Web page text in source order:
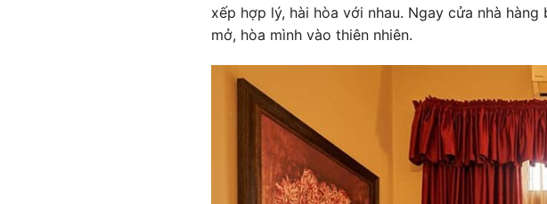
xếp hợp lý, hài hòa với nhau. Ngay cửa nhà
mở, hòa mình vào thiên nhiên.